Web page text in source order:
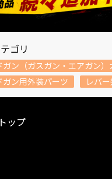
ゴリ
ガン（ガスガン・エアガン
ガン用外装パーツ
レバ
ップ